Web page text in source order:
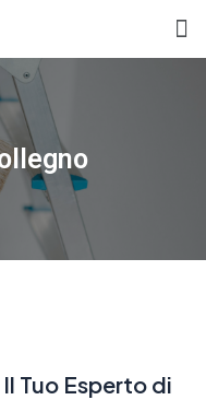
Tuo Esperto di